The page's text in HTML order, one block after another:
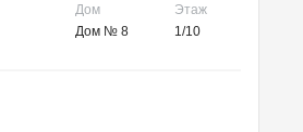
Дом
Этаж
Дом № 8 1/10